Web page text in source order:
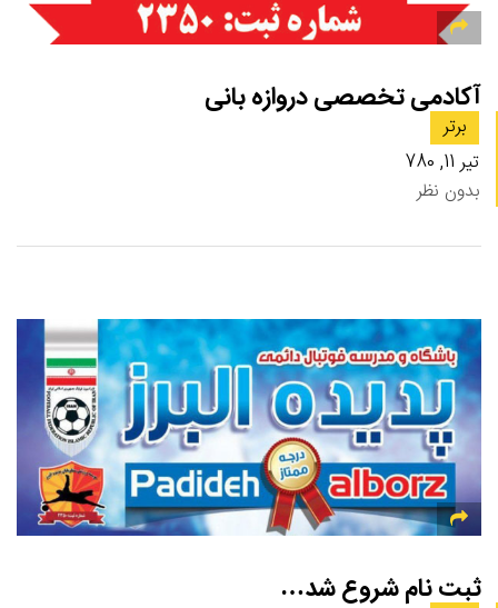
آکادمی تخصصی دروازه بانی
برتر
تیر 11, 780
بدون نظر
ثبت نام شروع شد…